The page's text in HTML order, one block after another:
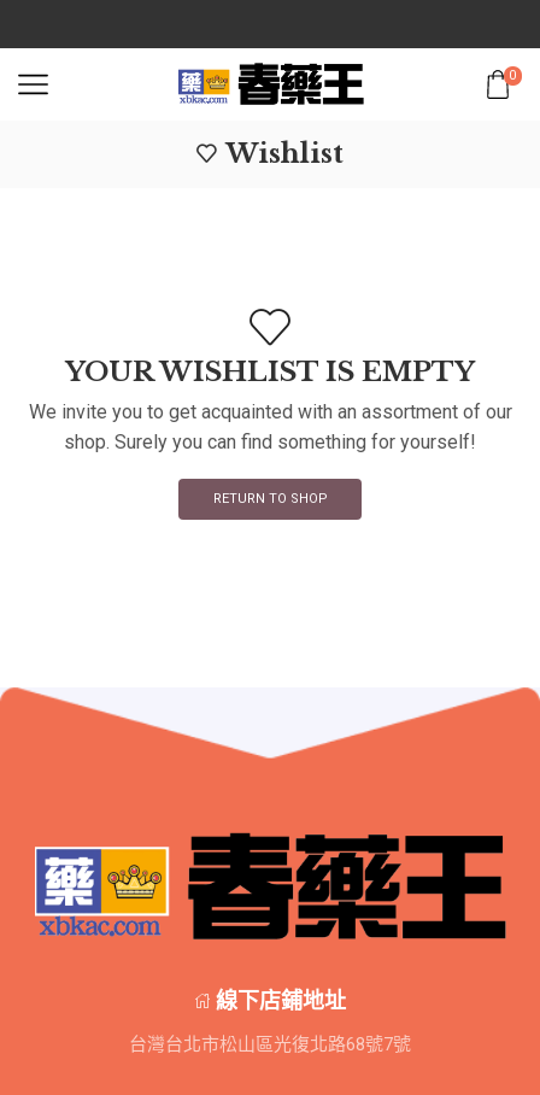
0
Wishlist
YOUR WISHLIST IS EMPTY
We invite you to get acquainted with an assortment of our
shop. Surely you can find something for yourself!
RETURN TO SHOP
線下店鋪地址
台灣台北市松山區光復北路68號7號